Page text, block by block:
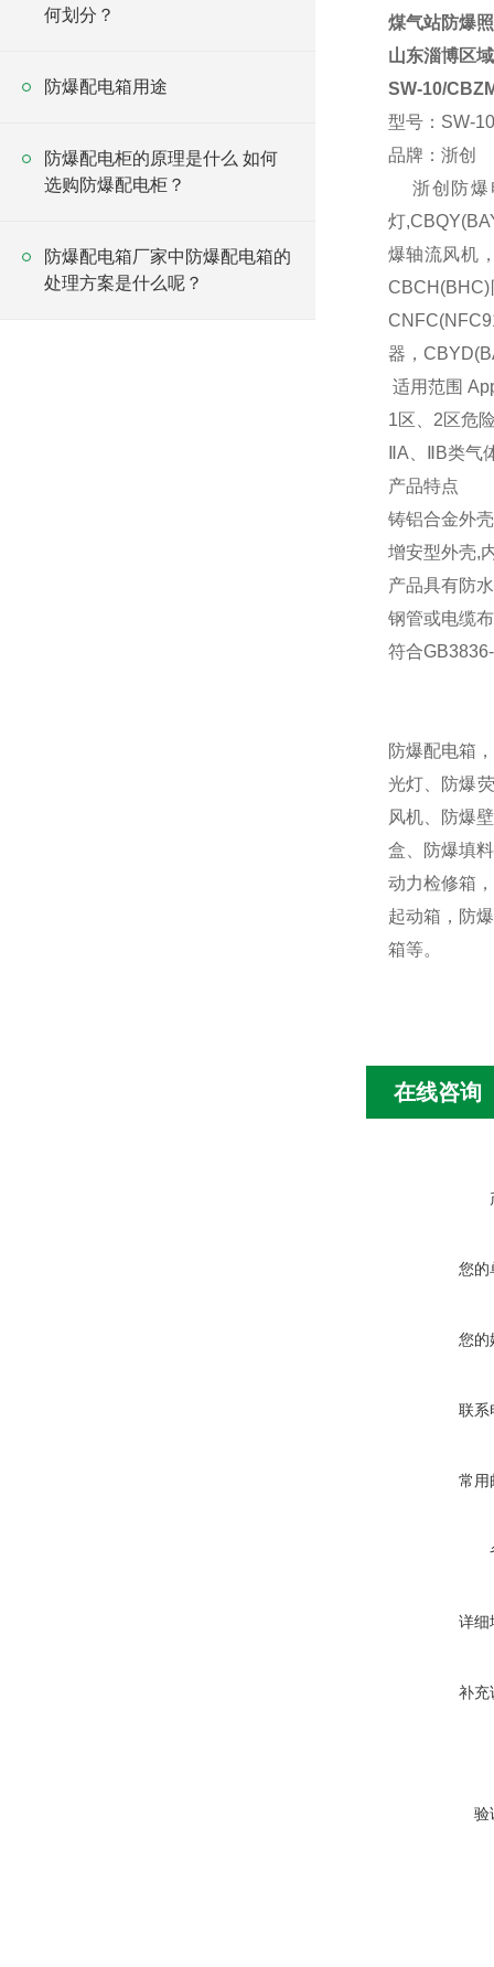
何划分？
防爆配电箱用途
防爆配电柜的原理是什么 如何
选购防爆配电柜？
防爆配电箱厂家中防爆配电箱的
处理方案是什么呢？
煤气站防爆
山东淄博区
SW-10/
型号：SW-
品牌：浙创
浙创防爆
灯
爆轴流风机
器，
适用范围
1区、
ⅡA、ⅡB类气
产品特点
铸铝合金外
增安型外壳
产品具有防
钢管或电缆
符合
防爆配电箱
光灯、防爆
风机、防爆
盒、防爆填
动力检修箱
起动箱，防
箱等。
在线咨询
您的
您的
联系
常用
详细
补充
验